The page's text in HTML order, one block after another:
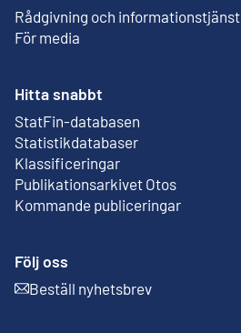
Rådgivning och informationstjänst
För media
Hitta snabbt
StatFin-databasen
Extern länk
Statistikdatabaser
Klassificeringar
Publikationsarkivet Otos
Extern länk
Kommande publiceringar
Följ oss
Beställ nyhetsbrev
Extern länk